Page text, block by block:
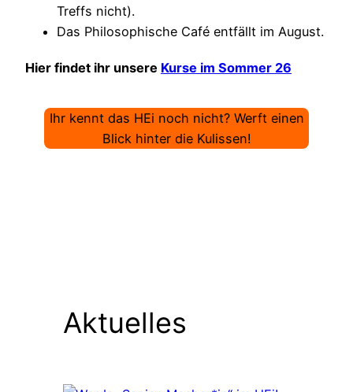
Treffs nicht).
Das Philosophische Café entfällt im August.
Hier findet ihr unsere Kurse im Sommer 26
Ihr kennt das HEi noch nicht? Werft einen
Blick hinter die Kulissen!
Aktuelles